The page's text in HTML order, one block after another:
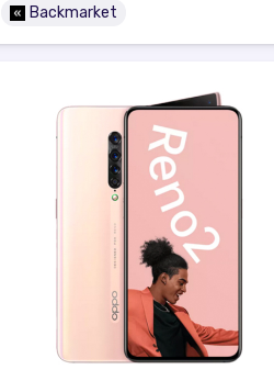
Backmarket